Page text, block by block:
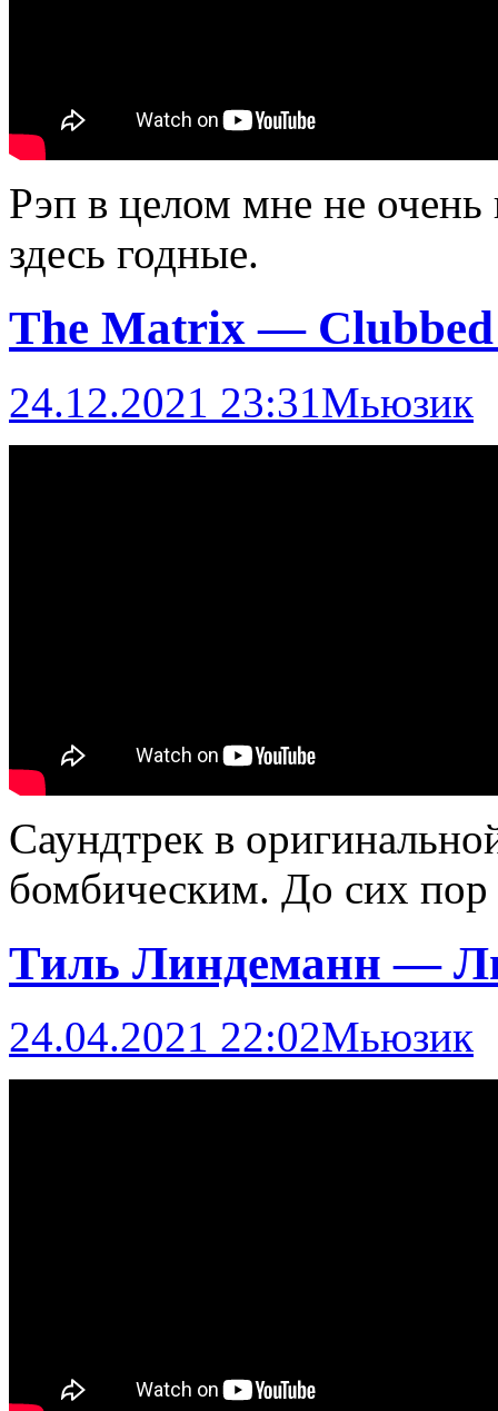
Рэп в целом мне не очень
здесь годные.
The Matrix — Clubbed
24.12.2021 23:31Мьюзик
Саундтрек в
бомбическим. До сих пор
Тиль Линдеманн —
24.04.2021 22:02Мьюзик